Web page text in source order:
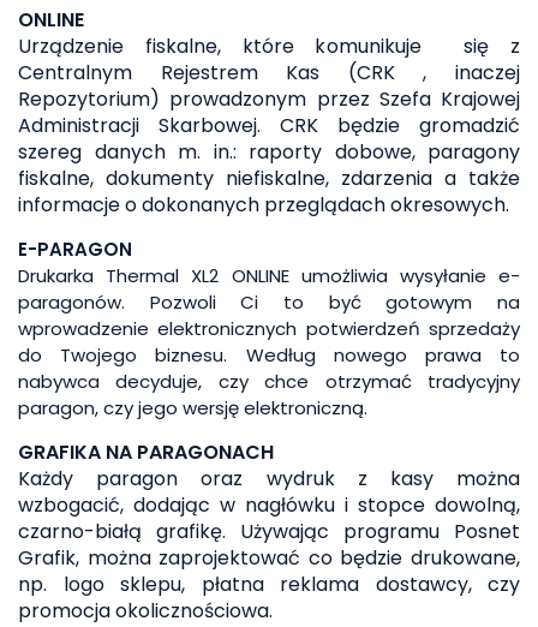
ONLINE
Urządzenie fiskalne, które komunikuje się z
Centralnym Rejestrem Kas (CRK , inaczej
Repozytorium) prowadzonym przez Szefa Krajowej
Administracji Skarbowej. CRK będzie gromadzić
szereg danych m. in.: raporty dobowe, paragony
fiskalne, dokumenty niefiskalne, zdarzenia a także
informacje o dokonanych przeglądach okresowych.
E-PARAGON
Drukarka Thermal XL2 ONLINE umożliwia wysyłanie e-
paragonów. Pozwoli Ci to być gotowym na
wprowadzenie elektronicznych potwierdzeń sprzedaży
do Twojego biznesu. Według nowego prawa to
nabywca decyduje, czy chce otrzymać tradycyjny
paragon, czy jego wersję elektroniczną.
GRAFIKA NA PARAGONACH
Każdy paragon oraz wydruk z kasy można
wzbogacić, dodając w nagłówku i stopce dowolną,
czarno-białą grafikę. Używając programu Posnet
Grafik, można zaprojektować co będzie drukowane,
np. logo sklepu, płatna reklama dostawcy, czy
promocja okolicznościowa.